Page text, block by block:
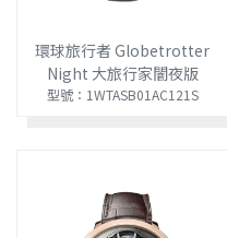
環球旅行者 Globetrotter
Night 大旅行家闇夜版
型號：1WTASB01AC121S